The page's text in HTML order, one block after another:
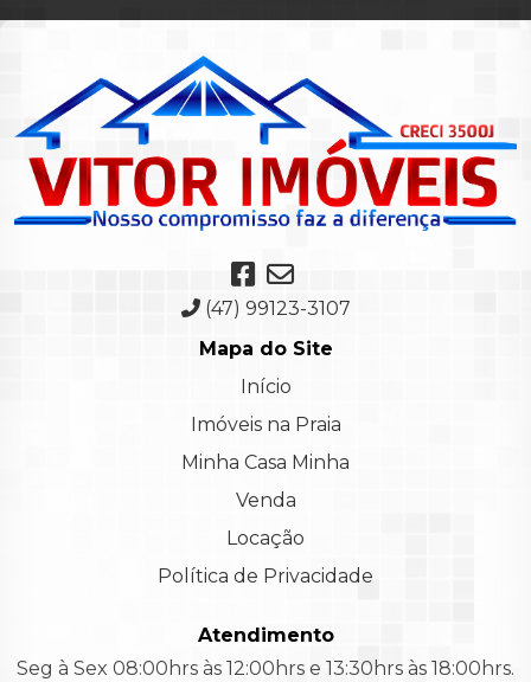
(47) 99123-3107
Mapa do Site
Início
Imóveis na Praia
Minha Casa Minha
Venda
Locação
Política de Privacidade
Atendimento
Seg à Sex 08:00hrs às 12:00hrs e 13:30hrs às 18:00hrs.